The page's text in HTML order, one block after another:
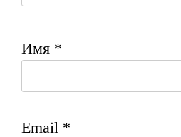
Имя *
Email *